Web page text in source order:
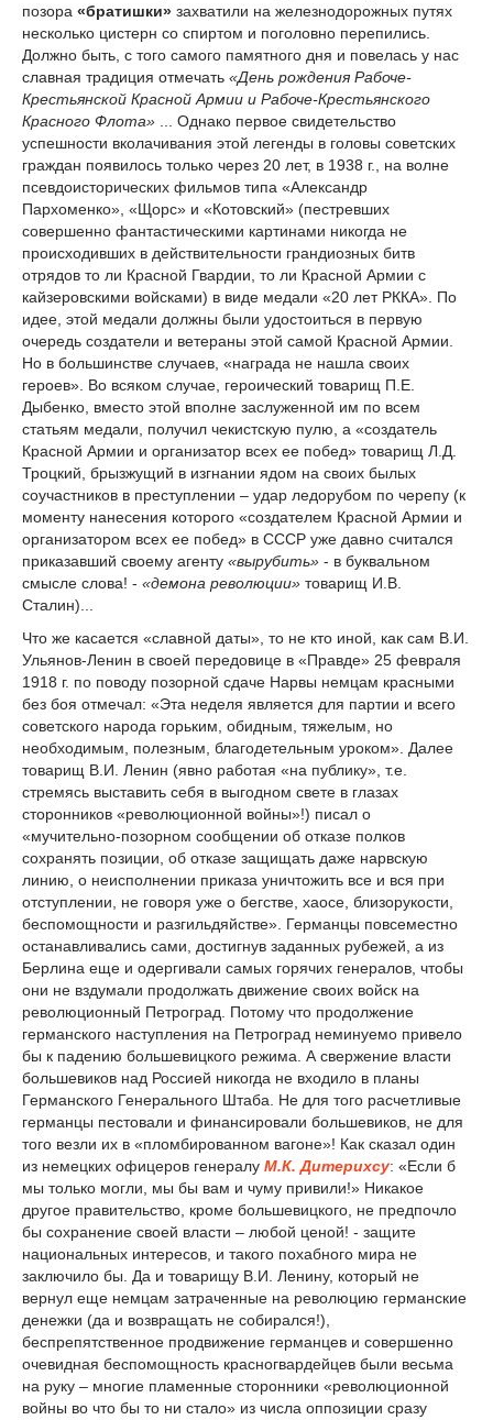
позора «братишки» захватили на железнодорожных путях
несколько цистерн со спиртом и поголовно перепились.
Должно быть, с того самого памятного дня и повелась у нас
славная традиция отмечать «День рождения Рабоче-
Крестьянской Красной Армии и Рабоче-Крестьянского
Красного Флота» ... Однако первое свидетельство
успешности вколачивания этой легенды в головы советских
граждан появилось только через 20 лет, в 1938 г., на волне
псевдоисторических фильмов типа «Александр
Пархоменко», «Щорс» и «Котовский» (пестревших
совершенно фантастическими картинами никогда не
происходивших в действительности грандиозных битв
отрядов то ли Красной Гвардии, то ли Красной Армии с
кайзеровскими войсками) в виде медали «20 лет РККА». По
идее, этой медали должны были удостоиться в первую
очередь создатели и ветераны этой самой Красной Армии.
Но в большинстве случаев, «награда не нашла своих
героев». Во всяком случае, героический товарищ П.Е.
Дыбенко, вместо этой вполне заслуженной им по всем
статьям медали, получил чекистскую пулю, а «создатель
Красной Армии и организатор всех ее побед» товарищ Л.Д.
Троцкий, брызжущий в изгнании ядом на своих былых
соучастников в преступлении – удар ледорубом по черепу (к
моменту нанесения которого «создателем Красной Армии и
организатором всех ее побед» в СССР уже давно считался
приказавший своему агенту «вырубить» - в буквальном
смысле слова! - «демона революции» товарищ И.В.
Сталин)...
Что же касается «славной даты», то не кто иной, как сам В.И.
Ульянов-Ленин в своей передовице в «Правде» 25 февраля
1918 г. по поводу позорной сдаче Нарвы немцам красными
без боя отмечал: «Эта неделя является для партии и всего
советского народа горьким, обидным, тяжелым, но
необходимым, полезным, благодетельным уроком». Далее
товарищ В.И. Ленин (явно работая «на публику», т.е.
стремясь выставить себя в выгодном свете в глазах
сторонников «революционной войны»!) писал о
«мучительно-позорном сообщении об отказе полков
сохранять позиции, об отказе защищать даже нарвскую
линию, о неисполнении приказа уничтожить все и вся при
отступлении, не говоря уже о бегстве, хаосе, близорукости,
беспомощности и разгильдяйстве». Германцы повсеместно
останавливались сами, достигнув заданных рубежей, а из
Берлина еще и одергивали самых горячих генералов, чтобы
они не вздумали продолжать движение своих войск на
революционный Петроград. Потому что продолжение
германского наступления на Петроград неминуемо привело
бы к падению большевицкого режима. А свержение власти
большевиков над Россией никогда не входило в планы
Германского Генерального Штаба. Не для того расчетливые
германцы пестовали и финансировали большевиков, не для
того везли их в «пломбированном вагоне»! Как сказал один
из немецких офицеров генералу М.К. Дитерихсу: «Если б
мы только могли, мы бы вам и чуму привили!» Никакое
другое правительство, кроме большевицкого, не предпочло
бы сохранение своей власти – любой ценой! - защите
национальных интересов, и такого похабного мира не
заключило бы. Да и товарищу В.И. Ленину, который не
вернул еще немцам затраченные на революцию германские
денежки (да и возвращать не собирался!),
беспрепятственное продвижение германцев и совершенно
очевидная беспомощность красногвардейцев были весьма
на руку – многие пламенные сторонники «революционной
войны во что бы то ни стало» из числа оппозиции сразу